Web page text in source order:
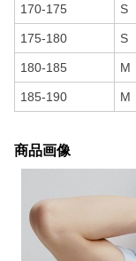
170-175 S
175-180 S
180-185 M
185-190 M
商品画像